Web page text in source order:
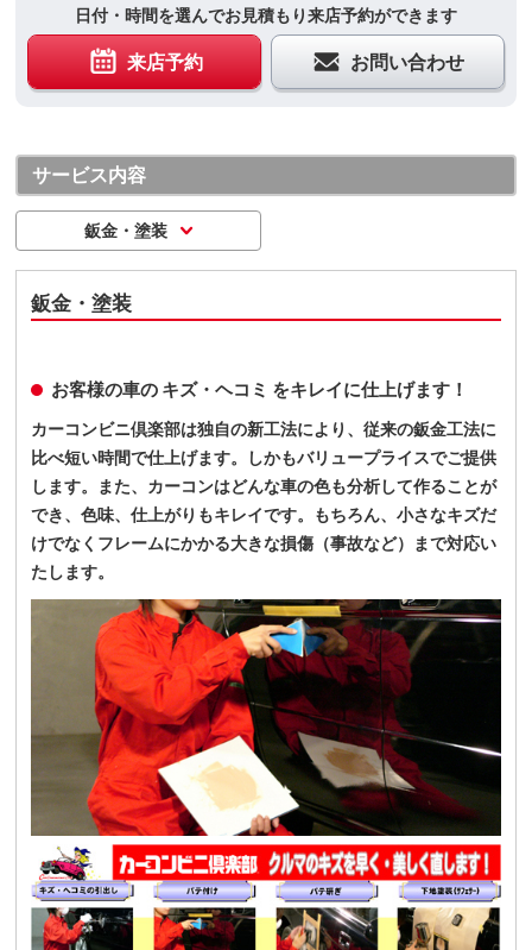
日付・時間を選んでお見積もり来店予約ができます
来店予約 お問い合わせ
サービス内容
鈑金・塗装
鈑金・塗装
お客様の車の キズ・ヘコミ をキレイに仕上げます！
カーコンビニ倶楽部は独自の新工法により、従来の鈑金工法に
比べ短い時間で仕上げます。しかもバリュープライスでご提供
します。また、カーコンはどんな車の色も分析して作ることが
でき、色味、仕上がりもキレイです。もちろん、小さなキズだ
けでなくフレームにかかる大きな損傷（事故など）まで対応い
たします。